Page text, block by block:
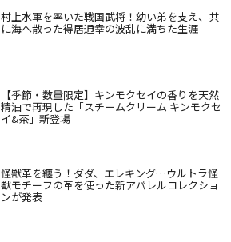
村上水軍を率いた戦国武将！幼い弟を支え、共
に海へ散った得居通幸の波乱に満ちた生涯
【季節・数量限定】キンモクセイの香りを天然
精油で再現した「スチームクリーム キンモクセ
イ&茶」新登場
怪獣革を纏う！ダダ、エレキング…ウルトラ怪
獣モチーフの革を使った新アパレルコレクショ
ンが発表